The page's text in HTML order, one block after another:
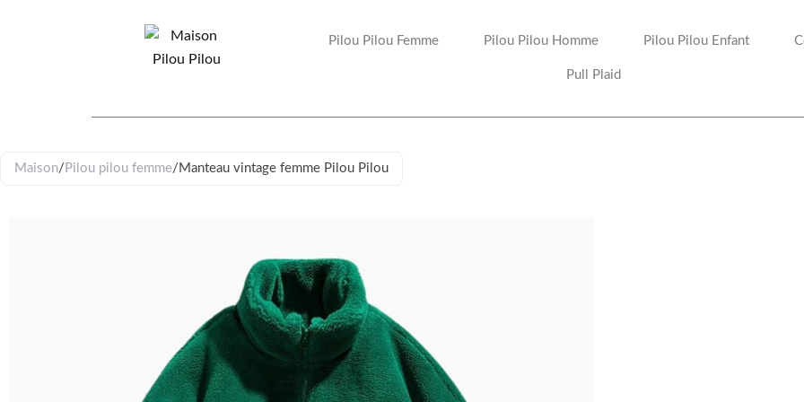
Pilou Pilou Femme Pilou Pilou Homme Pilou Pilou Enfant
Pull Plaid
Maison/ Pilou pilou femme/ Manteau vintage femme Pilou Pilou